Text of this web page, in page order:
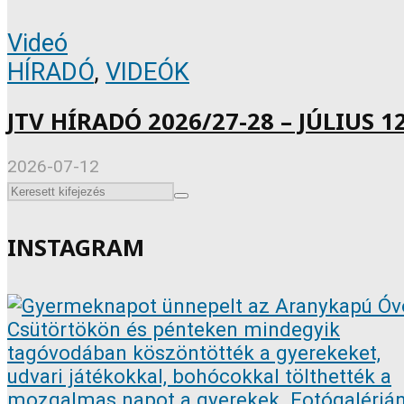
Videó
HÍRADÓ, VIDEÓK
JTV HÍRADÓ 2026/27-28 – JÚLIUS
2026-07-12
INSTAGRAM